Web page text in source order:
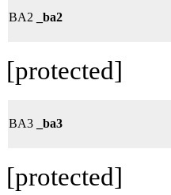
BA2 _ba2
[protected]
BA3 _ba3
[protected]